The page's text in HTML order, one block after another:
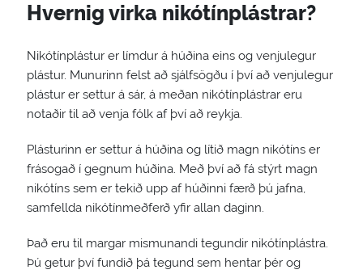
Hvernig virka nikótínplástrar?
Nikótínplástur er límdur á húðina eins og venjulegur
plástur. Munurinn felst að sjálfsögðu í því að venjulegur
plástur er settur á sár, á meðan nikótínplástrar eru
notaðir til að venja fólk af því að reykja.
Plásturinn er settur á húðina og lítið magn nikótíns er
frásogað í gegnum húðina. Með því að fá stýrt magn
nikótíns sem er tekið upp af húðinni færð þú jafna,
samfellda nikótínmeðferð yfir allan daginn.
Það eru til margar mismunandi tegundir nikótínplástra.
Þú getur því fundið þá tegund sem hentar þér og